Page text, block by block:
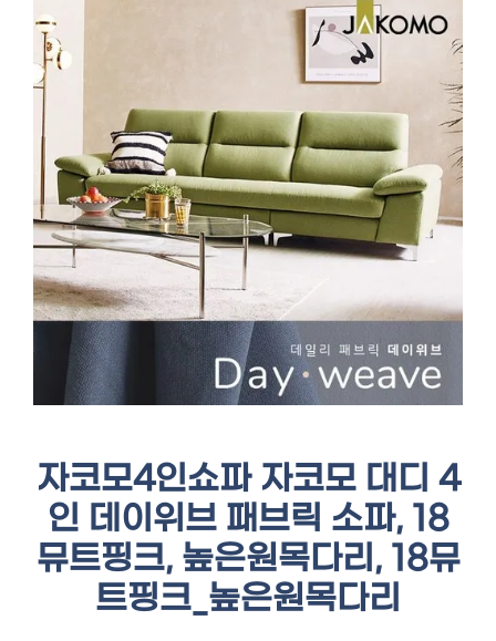
자코모4인쇼파 자코모 대디 4
인 데이위브 패브릭 소파, 18
뮤트핑크, 높은원목다리, 18뮤
트핑크_높은원목다리